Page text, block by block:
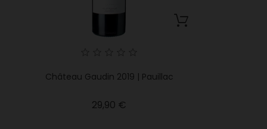
Château Gaudin 2019 | Pauillac
29,90 €